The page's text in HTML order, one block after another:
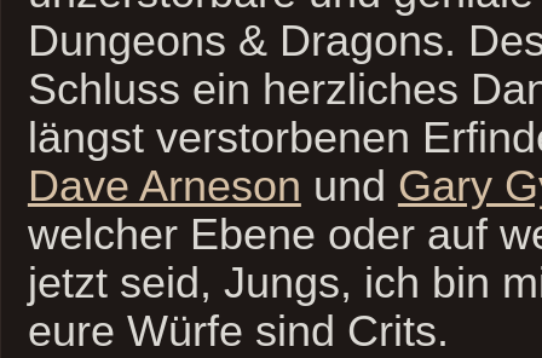
Dungeons & Dragons.
Schluss ein herzliches
längst verstorbenen
Dave Arneson und Gary
welcher Ebene oder auf
jetzt seid, Jungs, ich bin
eure Würfe sind Crits.